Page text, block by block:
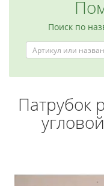
Поиск по
Патрубок
угловой